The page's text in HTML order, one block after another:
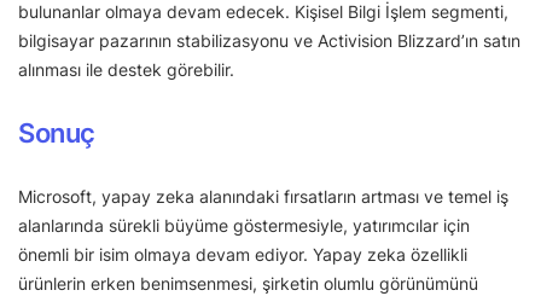
bulunanlar olmaya devam edecek. Kişisel Bilgi İşlem segmenti,
bilgisayar pazarının stabilizasyonu ve Activision Blizzard’ın satın
alınması ile destek görebilir.
Sonuç
Microsoft, yapay zeka alanındaki fırsatların artması ve temel iş
alanlarında sürekli büyüme göstermesiyle, yatırımcılar için
önemli bir isim olmaya devam ediyor. Yapay zeka özellikli
ürünlerin erken benimsenmesi, şirketin olumlu görünümünü